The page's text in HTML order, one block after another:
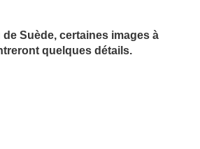
Suède, certaines images à
quelques détails.